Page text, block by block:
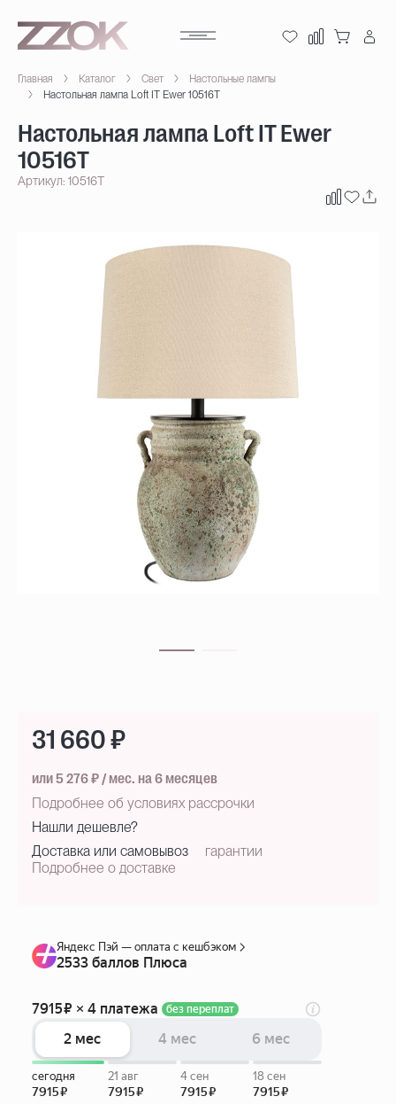
Главная Каталог Свет
Настольные лампы
Настольная лампа Loft IT Ewer 10516T
Настольная лампа Loft IT Ewer
10516T
Артикул: 10516T
31 660 ₽
или 5 276 ₽ / мес. на 6 месяцев
Подробнее об условиях рассрочки
Нашли дешевле?
Доставка или самовывоз
Подробнее о доставке
гарантии